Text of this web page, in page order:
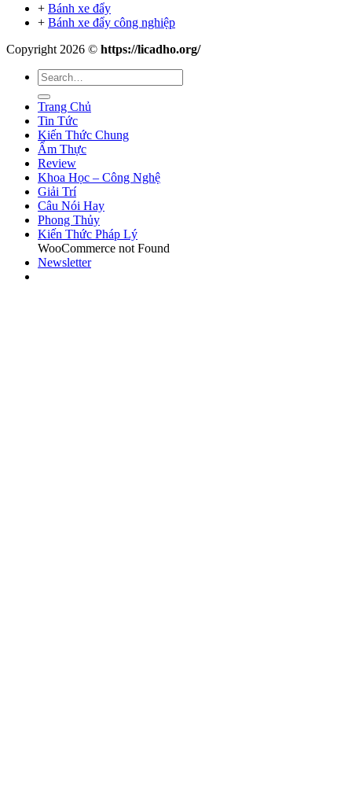
+ Bánh xe đẩy
+ Bánh xe đẩy công nghiệp
Copyright 2026 © https://licadho.org/
Trang Chủ
Tin Tức
Kiến Thức Chung
Ẩm Thực
Review
Khoa Học – Công Nghệ
Giải Trí
Câu Nói Hay
Phong Thủy
Kiến Thức Pháp Lý
WooCommerce not Found
Newsletter